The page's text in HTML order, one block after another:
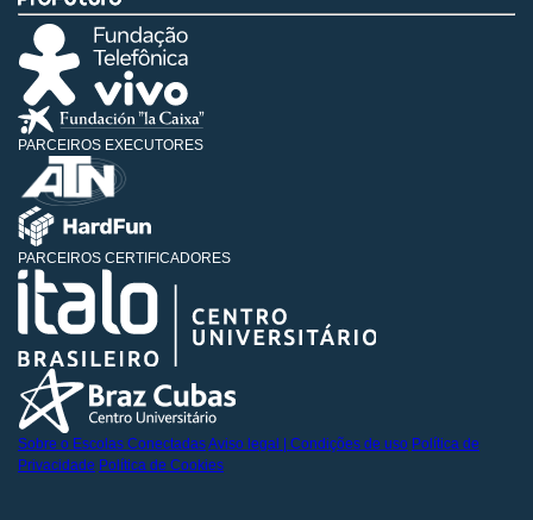
PARCEIROS EXECUTORES
PARCEIROS CERTIFICADORES
Sobre o Escolas ConectadasAviso legal | Condições de uso Política de
Privacidade Política de Cookies